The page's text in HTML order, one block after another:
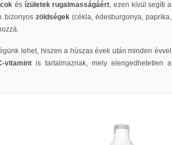
és ízületek rugalmasságáért, ezen kívül segíti a
bizonyos zöldségek (cékla, édesburgonya, paprika,
lehet, hiszen a húszas évek után minden évvel
vitamint is tartalmaznak, mely elengedhetetlen a